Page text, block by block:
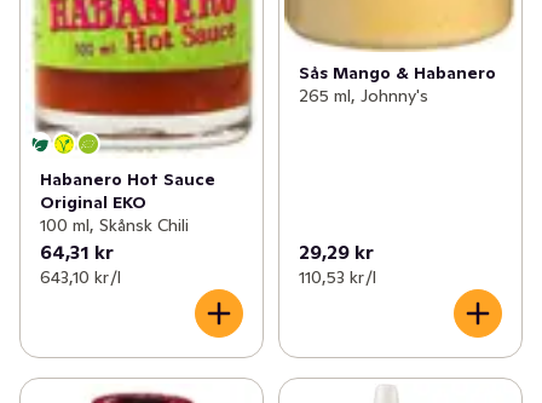
Habanero Hot Sauce
Original EKO
100 ml, Skånsk Chili
64,31 kr
643,10 kr /l
Sås Mango & Habanero
265 ml, Johnny's
29,29 kr
110,53 kr /l